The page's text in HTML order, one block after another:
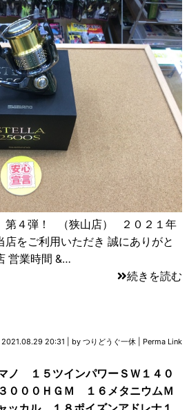
４弾！ （狭山店） ２０２１年
をご利用いただき 誠にありがと
営業時間 &…
続きを読む
2021.08.29 20:31 by つりどうぐ一休 Perma Link
ノ １５ツインパワーＳＷ１４０
０００ＨＧＭ １６メタニウムＭ